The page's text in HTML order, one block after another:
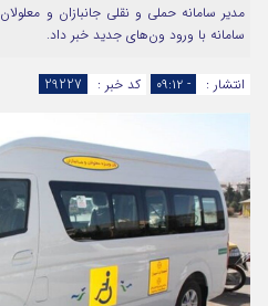
مدیر سامانه حملی و نقلی جانبازان و
سامانه با ورود ون‌های جدید خبر داد.
انتشار : - ۰۹:۱۲ کد خبر : 29227